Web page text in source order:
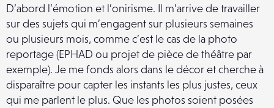
D’abord l’émotion et l’onirisme. Il m’arrive de travailler
sur des sujets qui m’engagent sur plusieurs semaines
ou plusieurs mois, comme c’est le cas de la photo
reportage (EPHAD ou projet de pièce de théâtre par
exemple). Je me fonds alors dans le décor et cherche à
disparaître pour capter les instants les plus justes, ceux
qui me parlent le plus. Que les photos soient posées